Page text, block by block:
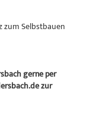
zum Selbstbauen
gerne per
zur